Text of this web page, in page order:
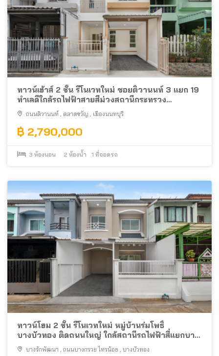
ทาวน์เฮ้าส์ 2 ชั้น รีโนเวทใหม่ ซอยติวานนท์ 3 แยก 19
ทำเลดีใกล้รถไฟฟ้าสายสีม่วงสถานีกระทรวง
สาธารณสุข ตรงข้ามกับกระทรวงสาธารณสุข
ถนนติวานนท์ , ตลาดขวัญ , เมืองนนทบุรี
฿ 2,790,000
3 ห้องนอน 2 ห้องน้ำ 1 ที่จอดรถ
ทาวน์โฮม 2 ชั้น รีโนเวทใหม่ หมู่บ้านร่มโพธิ์
บางบัวทอง ติดถนนใหญ่ ใกล้สถานีรถไฟฟ้าสี่แยกบาง
พลู พร้อมอยู่
บางรักพัฒนา , ถนนบางกรวย ไทรน้อย , บางบัวทอง